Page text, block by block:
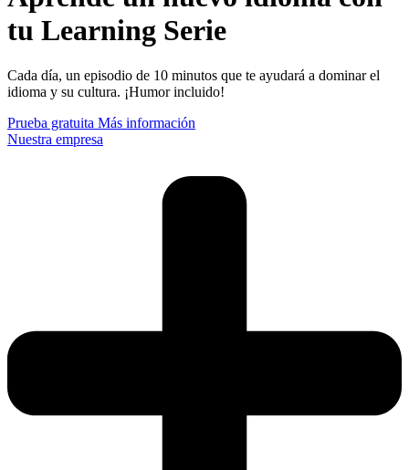
tu Learning Serie
Cada día, un episodio de 10 minutos que te ayudará a dominar el
idioma y su cultura. ¡Humor incluido!
Prueba gratuita Más información
Nuestra empresa